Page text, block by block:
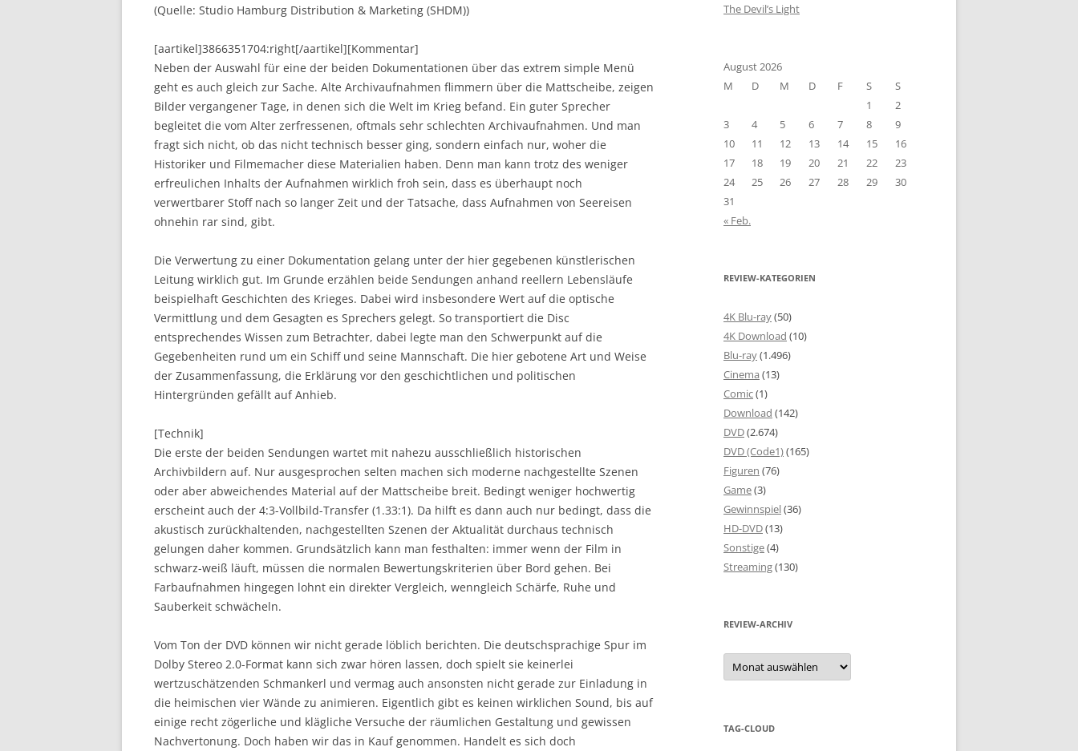
(Quelle: Studio Hamburg Distribution & Marketing (SHDM))
[aartikel]3866351704:right[/aartikel][Kommentar]
Neben der Auswahl für eine der beiden Dokumentationen über das extrem simple Menü
geht es auch gleich zur Sache. Alte Archivaufnahmen flimmern über die Mattscheibe, zeigen
Bilder vergangener Tage, in denen sich die Welt im Krieg befand. Ein guter Sprecher
begleitet die vom Alter zerfressenen, oftmals sehr schlechten Archivaufnahmen. Und man
fragt sich nicht, ob das nicht technisch besser ging, sondern einfach nur, woher die
Historiker und Filmemacher diese Materialien haben. Denn man kann trotz des weniger
erfreulichen Inhalts der Aufnahmen wirklich froh sein, dass es überhaupt noch
verwertbarer Stoff nach so langer Zeit und der Tatsache, dass Aufnahmen von Seereisen
ohnehin rar sind, gibt.
Die Verwertung zu einer Dokumentation gelang unter der hier gegebenen künstlerischen
Leitung wirklich gut. Im Grunde erzählen beide Sendungen anhand reellern Lebensläufe
beispielhaft Geschichten des Krieges. Dabei wird insbesondere Wert auf die optische
Vermittlung und dem Gesagten es Sprechers gelegt. So transportiert die Disc
entsprechendes Wissen zum Betrachter, dabei legte man den Schwerpunkt auf die
Gegebenheiten rund um ein Schiff und seine Mannschaft. Die hier gebotene Art und Weise
der Zusammenfassung, die Erklärung vor den geschichtlichen und politischen
Hintergründen gefällt auf Anhieb.
[Technik]
Die erste der beiden Sendungen wartet mit nahezu ausschließlich historischen
Archivbildern auf. Nur ausgesprochen selten machen sich moderne nachgestellte Szenen
oder aber abweichendes Material auf der Mattscheibe breit. Bedingt weniger hochwertig
erscheint auch der 4:3-Vollbild-Transfer (1.33:1). Da hilft es dann auch nur bedingt, dass die
akustisch zurückhaltenden, nachgestellten Szenen der Aktualität durchaus technisch
gelungen daher kommen. Grundsätzlich kann man festhalten: immer wenn der Film in
schwarz-weiß läuft, müssen die normalen Bewertungskriterien über Bord gehen. Bei
Farbaufnahmen hingegen lohnt ein direkter Vergleich, wenngleich Schärfe, Ruhe und
Sauberkeit schwächeln.
Vom Ton der DVD können wir nicht gerade löblich berichten. Die deutschsprachige Spur im
Dolby Stereo 2.0-Format kann sich zwar hören lassen, doch spielt sie keinerlei
wertzuschätzenden Schmankerl und vermag auch ansonsten nicht gerade zur Einladung in
die heimischen vier Wände zu animieren. Eigentlich gibt es keinen wirklichen Sound, bis auf
einige recht zögerliche und klägliche Versuche der räumlichen Gestaltung und gewissen
Nachvertonung. Doch haben wir das in Kauf genommen. Handelt es sich doch
The Devil’s Light
August 2026
M
D M D F S
S
1
2
3
4 5 6 7 8
9
10
11 12 13 14 15
16
17
18 19 20 21 22
23
24
25 26 27 28 29
30
31
« Feb.
REVIEW-KATEGORIEN
4K Blu-ray(50)
4K Download (10)
Blu-ray(1.496)
Cinema (13)
Comic(1)
Download (142)
DVD(2.674)
DVD (Code1)(165)
Figuren (76)
Game(3)
Gewinnspiel(36)
HD-DVD(13)
Sonstige(4)
Streaming(130)
REVIEW-ARCHIV
Review-
Archiv
TAG-CLOUD